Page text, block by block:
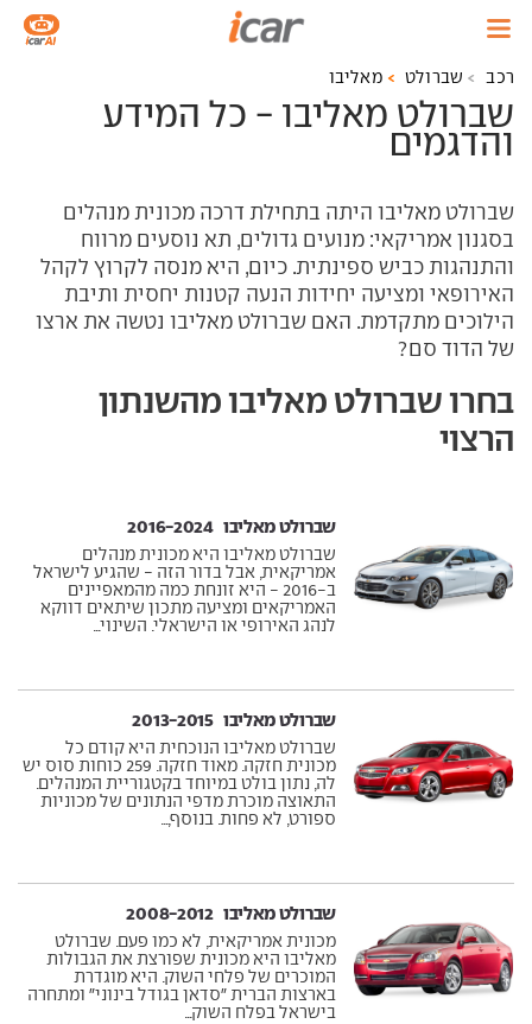
רכב שברולט מאליבו
שברולט מאליבו - כל המידע
והדגמים
שברולט מאליבו היתה בתחילת דרכה מכונית מנהלים
בסגנון אמריקאי: מנועים גדולים, תא נוסעים מרווח
והתנהגות כביש ספינתית. כיום, היא מנסה לקרוץ לקהל
האירופאי ומציעה יחידות הנעה קטנות יחסית ותיבת
הילוכים מתקדמת. האם שברולט מאליבו נטשה את ארצו
של הדוד סם?
בחרו שברולט מאליבו מהשנתון
הרצוי
שברולט מאליבו ‏ 2016-2024
שברולט מאליבו היא מכונית מנהלים
אמריקאית, אבל בדור הזה - שהגיע לישראל
ב-2016 - היא זונחת כמה מהמאפיינים
האמריקאים ומציעה מתכון שיתאים דווקא
לנהג האירופי או הישראלי. השינוי...
שברולט מאליבו ‏ 2013-2015
שברולט מאליבו הנוכחית היא קודם כל
מכונית חזקה. מאוד חזקה. 259 כוחות סוס יש
לה, נתון בולט במיוחד בקטגוריית המנהלים.
התאוצה מוכרת מדפי הנתונים של מכוניות
ספורט, לא פחות. בנוסף,...
שברולט מאליבו ‏ 2008-2012
מכונית אמריקאית, לא כמו פעם. שברולט
מאליבו היא מכונית שפורצת את הגבולות
המוכרים של פלחי השוק. היא מוגדרת
בארצות הברית "סדאן בגודל בינוני" ומתחרה
בישראל בפלח השוק...